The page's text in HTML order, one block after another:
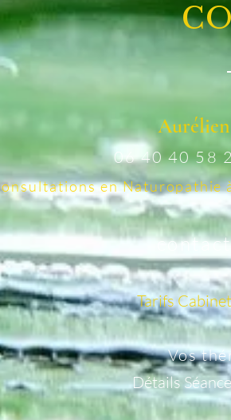
Aurélien
06 40 40 58
en Naturopathie
Tarifs
Vos
Détails